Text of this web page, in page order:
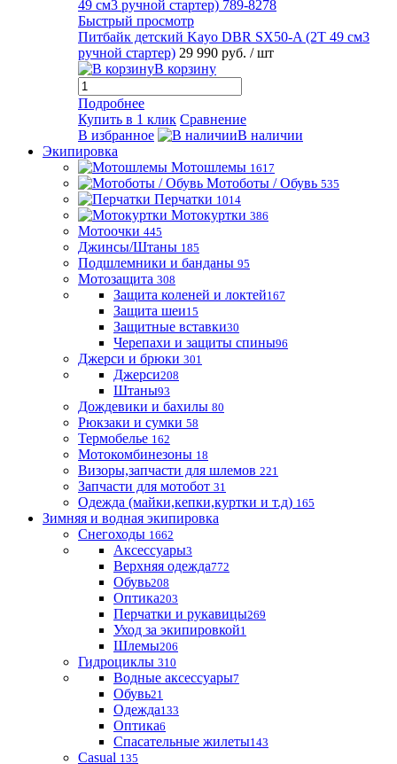
Быстрый просмотр
Питбайк детский Kayo DBR SX50-A (2T 49 см3
ручной стартер) 29 990 руб. / шт
В корзину
Подробнее
Купить в 1 клик Сравнение
В избранное
В наличии
Экипировка
Мотошлемы 1617
Мотоботы / Обувь 535
Перчатки 1014
Мотокуртки 386
Мотоочки 445
Джинсы/Штаны 185
Подшлемники и банданы 95
Мотозащита 308
Защита коленей и локтей167
Защита шеи15
Защитные вставки30
Черепахи и защиты спины96
Джерси и брюки 301
Джерси208
Штаны93
Дождевики и бахилы 80
Рюкзаки и сумки 58
Термобелье 162
Мотокомбинезоны 18
Визоры,запчасти для шлемов 221
Запчасти для мотобот 31
Одежда (майки,кепки,куртки и т.д) 165
Зимняя и водная экипировка
Снегоходы 1662
Аксессуары3
Верхняя одежда772
Обувь208
Оптика203
Перчатки и рукавицы269
Уход за экипировкой1
Шлемы206
Гидроциклы 310
Водные аксессуары7
Обувь21
Одежда133
Оптика6
Спасательные жилеты143
Casual 135